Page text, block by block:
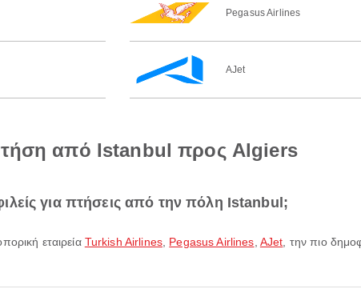
Pegasus Airlines
AJet
από Istanbul προς Algiers
για πτήσεις από την πόλη Istanbul;
εταιρεία Turkish Airlines Pegasus Airlines AJet , την πιο